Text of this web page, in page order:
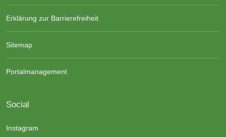
Erklärung zur Barrierefreiheit
Sitemap
Portalmanagement
Social
Instagram